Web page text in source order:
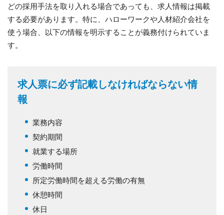
どの採用手法を取り入れる場合であっても、求人情報は掲載
する必要があります。特に、ハローワークや人材紹介会社を
使う場合、以下の情報を明示することが義務付けられていま
す。
求人票に必ず記載しなければならない情
報
業務内容
契約期間
就業する場所
労働時間
所定労働時間を超える労働の有無
休憩時間
休日